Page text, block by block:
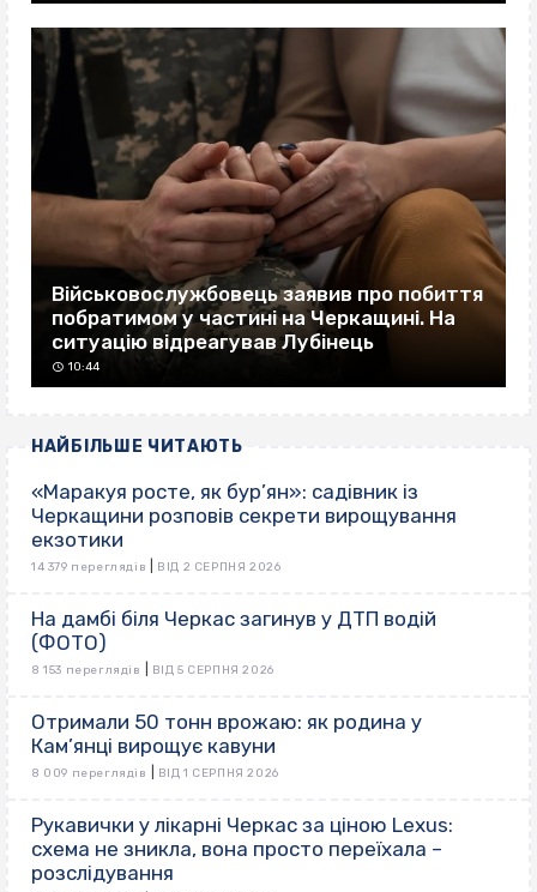
Військовослужбовець заявив про побиття
побратимом у частині на Черкащині. На
ситуацію відреагував Лубінець
10:44
НАЙБІЛЬШЕ ЧИТАЮТЬ
«Маракуя росте, як бур’ян»: садівник із
Черкащини розповів секрети вирощування
екзотики
14 379 переглядів ВІД 2 СЕРПНЯ 2026
На дамбі біля Черкас загинув у ДТП водій
(ФОТО)
8 153 переглядів ВІД 5 СЕРПНЯ 2026
Отримали 50 тонн врожаю: як родина у
Кам’янці вирощує кавуни
8 009 переглядів ВІД 1 СЕРПНЯ 2026
Рукавички у лікарні Черкас за ціною Lexus:
схема не зникла, вона просто переїхала –
розслідування